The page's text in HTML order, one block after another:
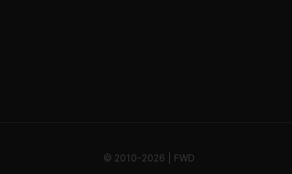
© 2010-2026 | FWD